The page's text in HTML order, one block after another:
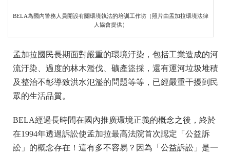
BELA為國內警務人員開設有關環境執法的培訓工作坊（照片由孟加拉環境法律
人協會提供）
孟加拉國民長期面對嚴重的環境汙染，包括工業造成的河
流汙染、過度的林木濫伐、礦產盜採，還有運河垃圾堆積
及整治不彰導致洪水氾濫的問題等等，已經嚴重干擾到民
眾的生活品質。
BELA經過長時間在國內推廣環境正義的概念之後，終於
在1994年透過訴訟使孟加拉最高法院首次認定「公益訴
訟」的概念存在！這有多不容易？因為「公益訴訟」是一